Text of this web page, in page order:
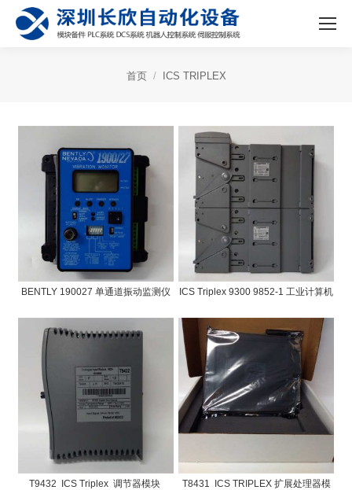
首页 ICS TRIPLEX
BENTLY 190027 单通道振动监测仪 ICS Triplex 9300 9852-1 工业计算机
T9432 ICS Triplex 调节器模块
T8431 ICS TRIPLEX 扩展处理器模